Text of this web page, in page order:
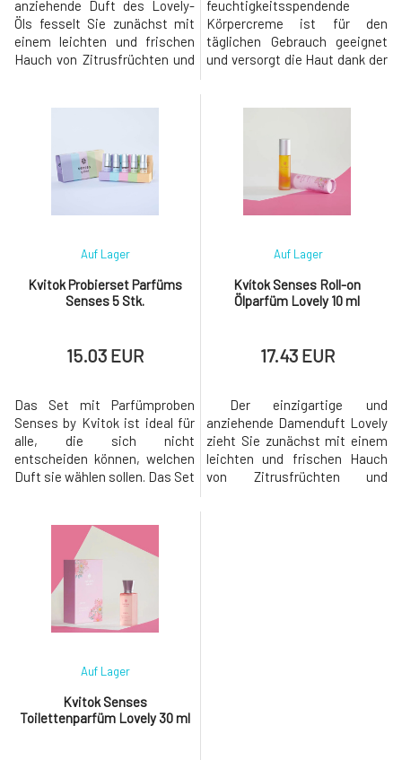
anziehende Duft des Lovely-
Öls fesselt Sie zunächst mit
einem leichten und frischen
Hauch von Zitrusfrüchten und
aus dem betörenden Duft von
Basis wird durch holzige
Akzente ergänzt, die Ihnen das
Gefühl geben, als ob Sie in
feuchtigkeitsspendende
Körpercreme ist für den
täglichen Gebrauch geeignet
und versorgt die Haut dank der
Gehalt an pflegenden
Feuchtigkeit und
Nährstoffen.Der einzigartige
und anziehende Damenduft
Lovely zieht Sie zunächst mit
Kvitok Probierset Parfüms
Senses 5 Stk.
Auf Lager
15.03 EUR
Das Set mit Parfümproben
Senses by Kvitok ist ideal für
alle, die sich nicht
entscheiden können, welchen
Duft sie wählen sollen. Das Set
von jedem Duft: Glamorous,
Fruity, Lovely, Thunder,
Universe. Bestandteile des
Parfums Glamorous Kopf:
Bergamotte, Orange,
Himbeere.Herz: Jasmin
Kvítok Senses Roll-on
Ölparfüm Lovely 10 ml
Auf Lager
17.43 EUR
Der einzigartige und
anziehende Damenduft Lovely
zieht Sie zunächst mit einem
leichten und frischen Hauch
von Zitrusfrüchten und
Kvitok Senses
Toilettenparfüm Lovely 30 ml
Auf Lager